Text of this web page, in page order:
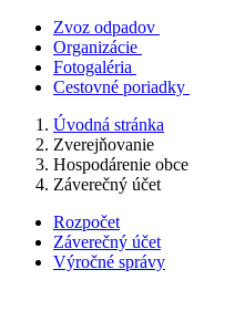
Zvoz odpadov
Organizácie
Fotogaléria
Cestovné poriadky
Úvodná stránka
Zverejňovanie
Hospodárenie obce
Záverečný účet
Rozpočet
Záverečný účet
Výročné správy